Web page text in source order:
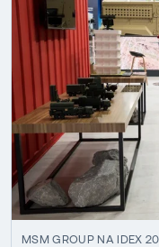
MSM GROUP NA IDEX